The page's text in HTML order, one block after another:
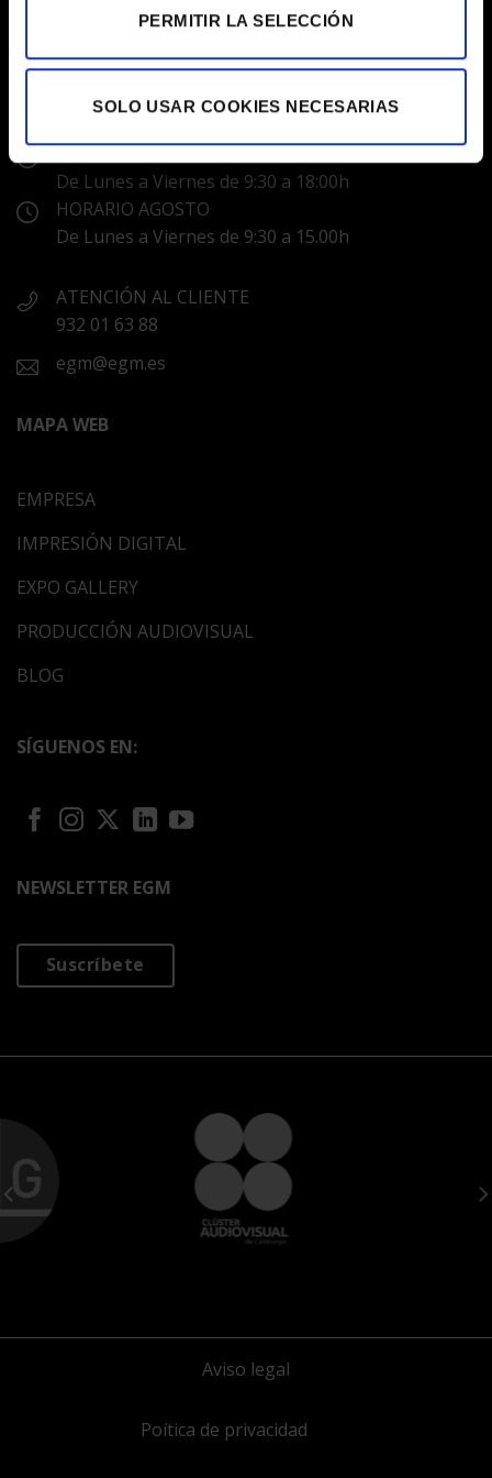
PERMITIR LA SELECCIÓN
SOLO USAR COOKIES NECESARIAS
LABORATORIS COLOR EGM
C/ Prats de Molló, 20 Barcelona 08021
HORARIOS
De Lunes a Viernes de 9:30 a 18:00h
HORARIO AGOSTO
De Lunes a Viernes de 9:30 a 15.00h
ATENCIÓN AL CLIENTE
932 01 63 88
egm@egm.es
MAPA WEB
EMPRESA
IMPRESIÓN DIGITAL
EXPO GALLERY
PRODUCCIÓN AUDIOVISUAL
BLOG
SÍGUENOS EN:
NEWSLETTER EGM
Suscríbete
Aviso legal
Poítica de privacidad